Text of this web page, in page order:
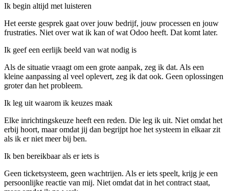
Ik begin altijd met luisteren
Het eerste gesprek gaat over jouw bedrijf, jouw processen en jouw
frustraties. Niet over wat ik kan of wat Odoo heeft. Dat komt later.
Ik geef een eerlijk beeld van wat nodig is
Als de situatie vraagt om een grote aanpak, zeg ik dat. Als een
kleine aanpassing al veel oplevert, zeg ik dat ook. Geen oplossingen
groter dan het probleem.
Ik leg uit waarom ik keuzes maak
Elke inrichtingskeuze heeft een reden. Die leg ik uit. Niet omdat het
erbij hoort, maar omdat jij dan begrijpt hoe het systeem in elkaar zit
als ik er niet meer bij ben.
Ik ben bereikbaar als er iets is
Geen ticketsysteem, geen wachtrijen. Als er iets speelt, krijg je een
persoonlijke reactie van mij. Niet omdat dat in het contract staat,